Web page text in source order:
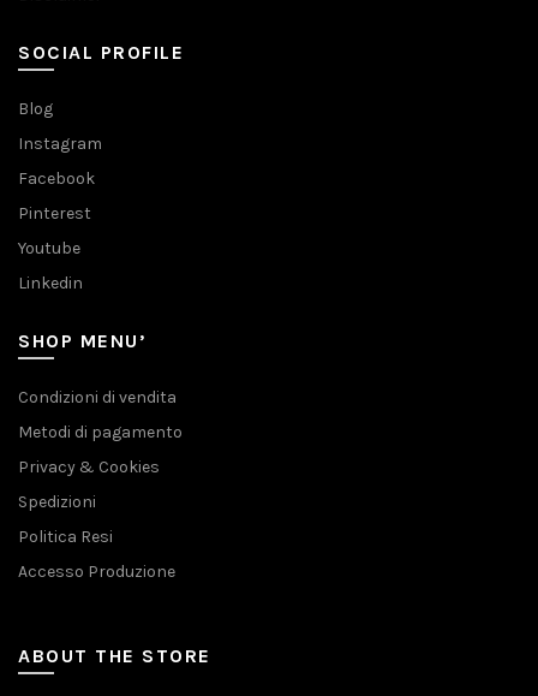
SOCIAL PROFILE
Blog
Instagram
Facebook
Pinterest
Youtube
Linkedin
SHOP MENU’
Condizioni di vendita
Metodi di pagamento
Privacy & Cookies
Spedizioni
Politica Resi
Accesso Produzione
ABOUT THE STORE